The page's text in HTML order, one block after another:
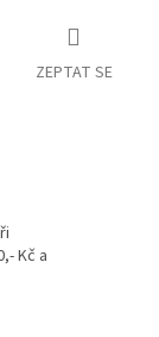
ZEPTAT SE
Kč a